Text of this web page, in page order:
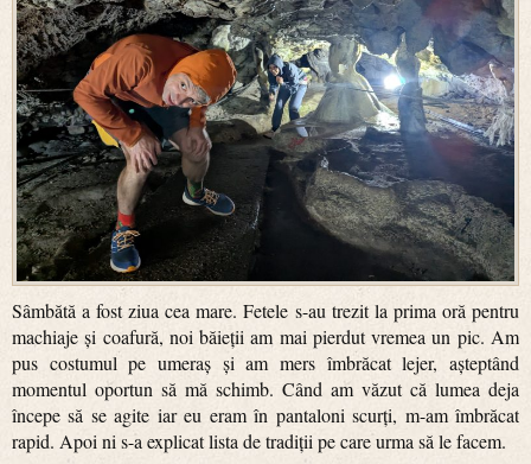
Sâmbătă a fost ziua cea mare. Fetele s-au trezit la prima oră pentru
machiaje și coafură, noi băieții am mai pierdut vremea un pic. Am
pus costumul pe umeraș și am mers îmbrăcat lejer, așteptând
momentul oportun să mă schimb. Când am văzut că lumea deja
începe să se agite iar eu eram în pantaloni scurți, m-am îmbrăcat
rapid. Apoi ni s-a explicat lista de tradiții pe care urma să le facem.